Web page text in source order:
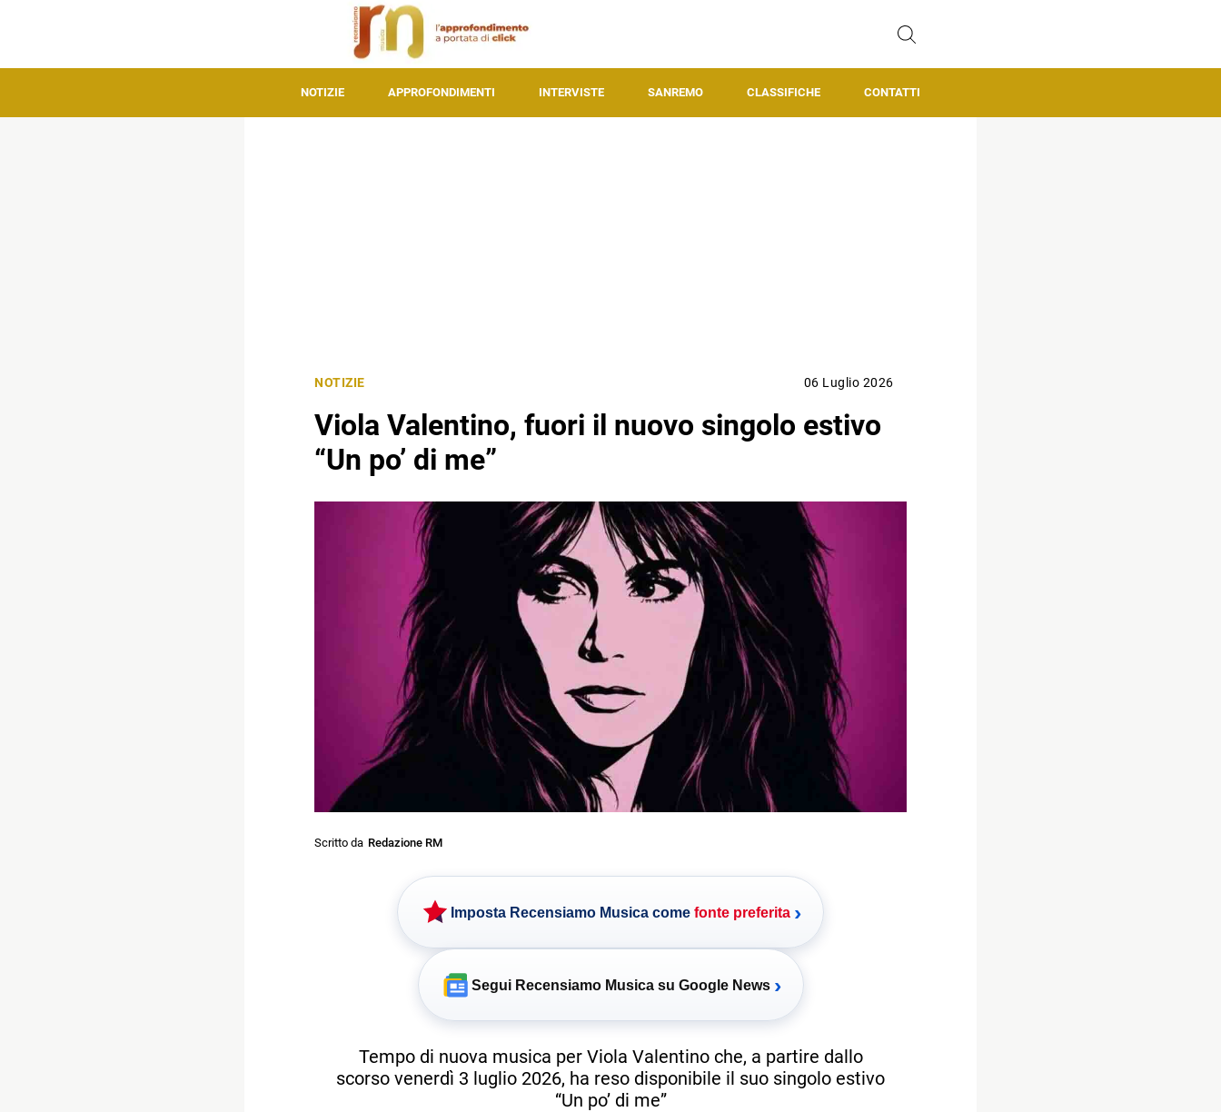
NOTIZIE APPROFONDIMENTI INTERVISTE SANREMO CLASSIFICHE CONTATTI
NOTIZIE 06 Luglio 2026
Viola Valentino, fuori il nuovo singolo estivo
“Un po’ di me”
Scritto da Redazione RM
Imposta Recensiamo Musica come fonte preferita ›
Segui Recensiamo Musica su Google News ›
Tempo di nuova musica per Viola Valentino che, a partire dallo
scorso venerdì 3 luglio 2026, ha reso disponibile il suo singolo estivo
“Un po’ di me”